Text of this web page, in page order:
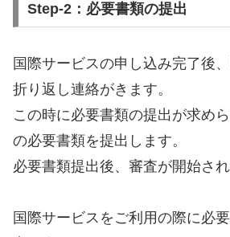
Step-2：必要書類の提出
国際サービスの申し込み完了後
折り返し連絡がきます。
この時に必要書類の提出が求め
の必要書類を提出します。
必要書類提出後、審査が開始され
国際サービスをご利用の際に必